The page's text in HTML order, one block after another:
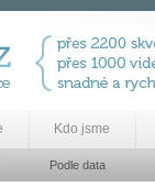
Kdo jsme
Podle data